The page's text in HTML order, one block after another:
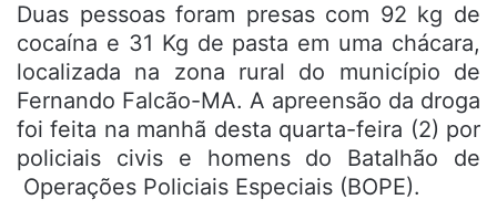
Duas pessoas foram presas com 92 kg de
cocaína e 31 Kg de pasta em uma chácara,
localizada na zona rural do município de
Fernando Falcão-MA. A apreensão da droga
foi feita na manhã desta quarta-feira (2) por
policiais civis e homens do Batalhão de
Operações Policiais Especiais (BOPE).